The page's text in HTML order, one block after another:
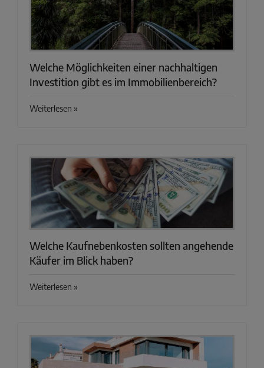
Welche Möglichkeiten einer nachhaltigen
Investition gibt es im Immobilienbereich?
Weiterlesen »
Welche Kaufnebenkosten sollten angehende
Käufer im Blick haben?
Weiterlesen »